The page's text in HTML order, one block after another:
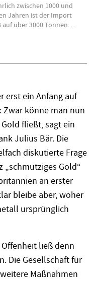
zwischen 1000 und
Jahren ist der Import
über 3000 Tonnen. ...
erst ein Anfang auf
Zwar könne man nun
fließt, sagt ein
Julius Bär. Die
diskutierte Frage
„schmutziges Gold“
an erster
bleibe aber, woher
ursprünglich
ließ denn
Die Gesellschaft für
Maßnahmen